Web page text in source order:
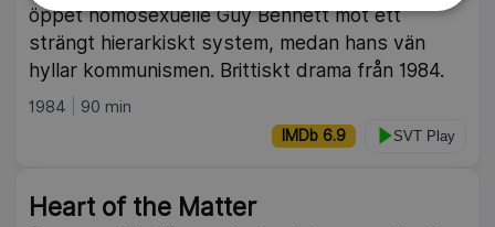
öppet homosexuelle Guy Bennett mot ett
strängt hierarkiskt system, medan hans vän
hyllar kommunismen. Brittiskt drama från 1984.
1984 90 min
IMDb 6.9 SVT Play
Heart of the Matter